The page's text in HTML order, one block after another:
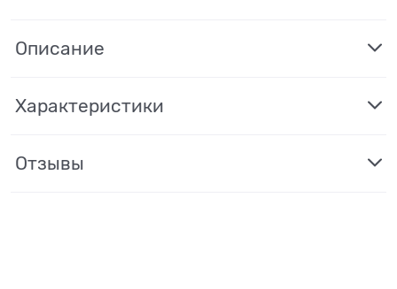
Описание
Характеристики
Отзывы